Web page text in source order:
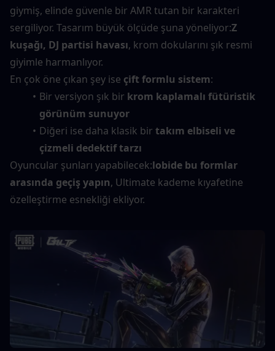
giymiş, elinde güvenle bir AMR tutan bir karakteri
sergiliyor. Tasarım büyük ölçüde şuna yöneliyor:Z
kuşağı, DJ partisi havası, krom dokularını şık resmi
giyimle harmanlıyor.
En çok öne çıkan şey ise çift formlu sistem:
Bir versiyon şık bir krom kaplamalı fütüristik
görünüm sunuyor
Diğeri ise daha klasik bir takım elbiseli ve
çizmeli dedektif tarzı
Oyuncular şunları yapabilecek:lobide bu formlar
arasında geçiş yapın, Ultimate kademe kıyafetine
özelleştirme esnekliği ekliyor.